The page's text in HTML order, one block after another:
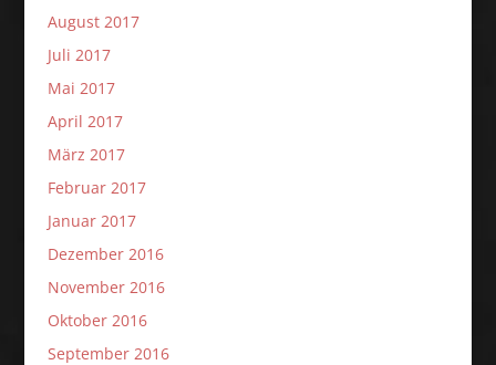
August 2017
Juli 2017
Mai 2017
April 2017
März 2017
Februar 2017
Januar 2017
Dezember 2016
November 2016
Oktober 2016
September 2016